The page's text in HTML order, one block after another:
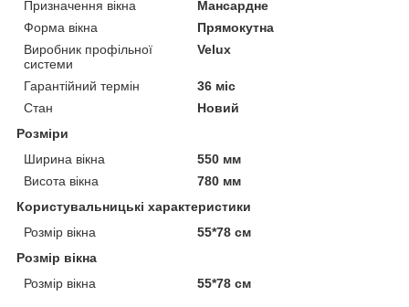
Призначення вікна
Мансардне
Форма вікна
Прямокутна
Виробник профільної
системи
Velux
Гарантійний термін
36 міс
Стан
Новий
Розміри
Ширина вікна
550 мм
Висота вікна
780 мм
Користувальницькі характеристики
Розмір вікна
55*78 см
Розмір вікна
Розмір вікна
55*78 см